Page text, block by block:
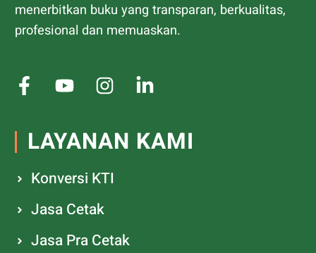
menerbitkan buku yang transparan, berkualitas,
profesional dan memuaskan.
LAYANAN KAMI
Konversi KTI
Jasa Cetak
Jasa Pra Cetak